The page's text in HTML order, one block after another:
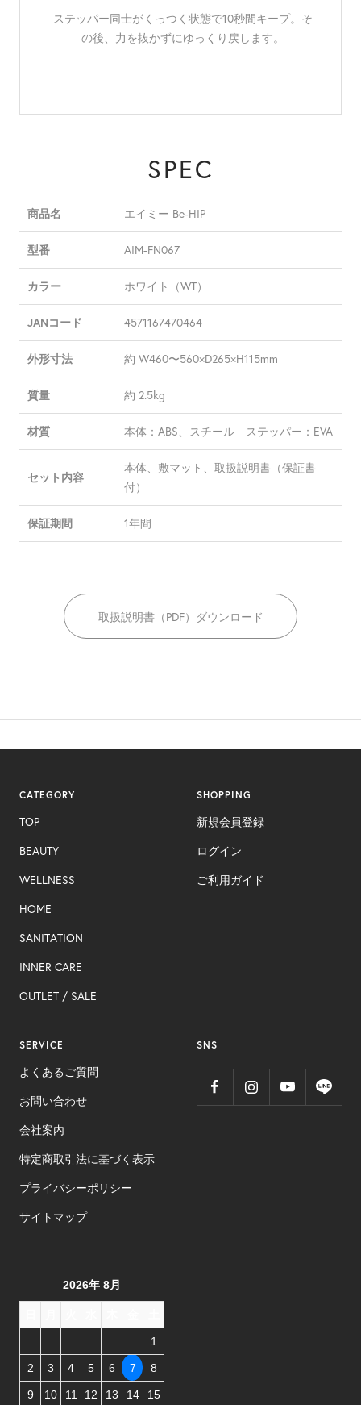
ステッパー同士がくっつく状態で10秒間キープ。そ
の後、力を抜かずにゆっくり戻します。
SPEC
商品名 エイミー Be-HIP
型番 AIM-FN067
カラー ホワイト（WT）
JANコード 4571167470464
外形寸法 約 W460〜560×D265×H115mm
質量 約 2.5kg
材質 本体：ABS、スチール ステッパー：EVA
セット内容
本体、敷マット、取扱説明書（保証書
付）
保証期間 1年間
取扱説明書（PDF）ダウンロード
CATEGORY
TOP
BEAUTY
WELLNESS
HOME
SANITATION
INNER CARE​
OUTLET ​/ SALE
SHOPPING
新規会員登録
ログイン
ご利用ガイド
SERVICE
よくあるご質問
お問い合わせ
会社案内
特定商取引法に基づく表示
プライバシーポリシー
サイトマップ
SNS
2026年 8月
1
2 3 4 5 6 7 8
9 10 11 12 13 14 15